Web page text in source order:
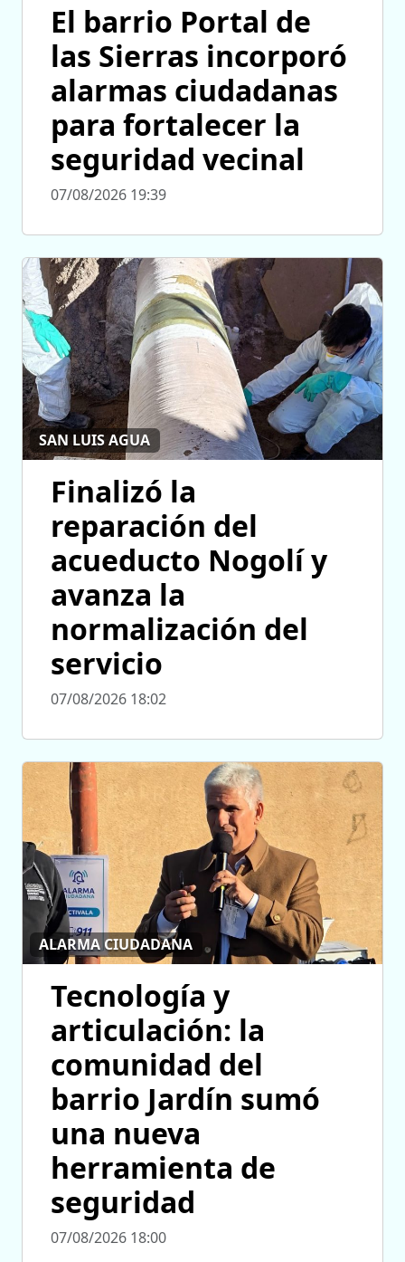
El barrio Portal de
las Sierras incorporó
alarmas ciudadanas
para fortalecer la
seguridad vecinal
07/08/2026 19:39
SAN LUIS AGUA
Finalizó la
reparación del
acueducto Nogolí y
avanza la
normalización del
servicio
07/08/2026 18:02
ALARMA CIUDADANA
Tecnología y
articulación: la
comunidad del
barrio Jardín sumó
una nueva
herramienta de
seguridad
07/08/2026 18:00